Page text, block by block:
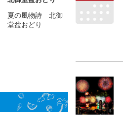
夏の風物詩 北御
堂盆おどり